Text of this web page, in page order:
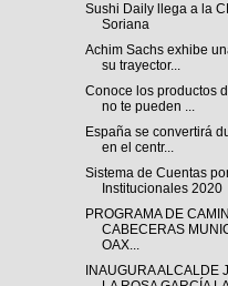
Sushi Daily llega a la
Soriana
Achim Sachs exhibe
su trayector...
Conoce los productos
no te pueden ...
España se convertirá
en el centr...
Sistema de Cuentas
Institucionales 2020
PROGRAMA DE
CABECERAS
OAX...
INAUGURA ALCALDE